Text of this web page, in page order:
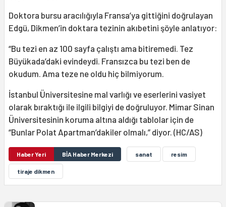
Doktora bursu aracılığıyla Fransa’ya gittiğini doğrulayan
Edgü, Dikmen’in doktara tezinin akıbetini şöyle anlatıyor:
“Bu tezi en az 100 sayfa çalıştı ama bitiremedi. Tez
Büyükada’daki evindeydi. Fransızca bu tezi ben de
okudum. Ama teze ne oldu hiç bilmiyorum.
İstanbul Üniversitesine mal varlığı ve eserlerini vasiyet
olarak bıraktığı ile ilgili bilgiyi de doğruluyor. Mimar Sinan
Üniversitesinin koruma altına aldığı tablolar için de
“Bunlar Polat Apartman’dakiler olmalı,” diyor. (HC/AS)
Haber Yeri BİA Haber Merkezi sanat resim
tiraje dikmen